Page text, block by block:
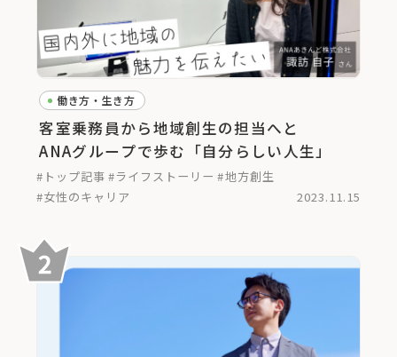
働き方・生き方
客室乗務員から地域創生の担当へと
ANAグループで歩む「自分らしい人生」
#トップ記事 #ライフストーリー #地方創生
#女性のキャリア
2023.11.15